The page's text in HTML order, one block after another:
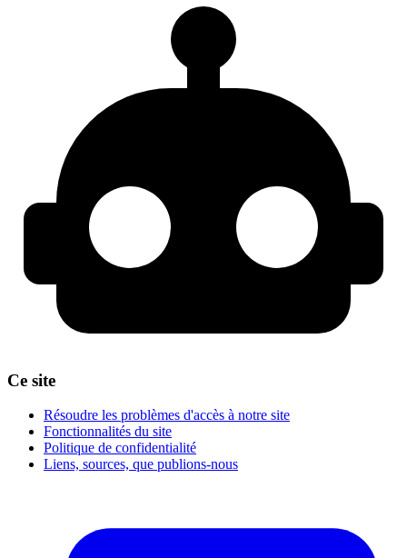
Ce site
Résoudre les problèmes d'accès à notre site
Fonctionnalités du site
Politique de confidentialité
Liens, sources, que publions-nous